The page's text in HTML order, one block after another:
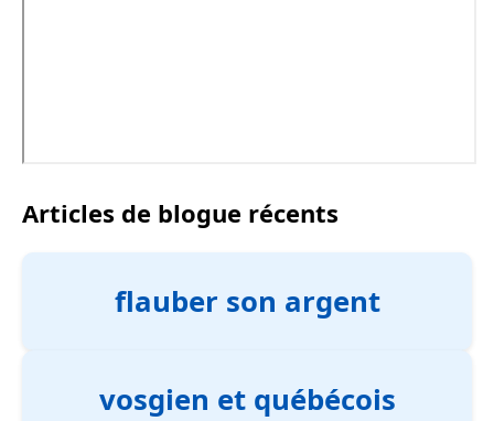
Articles de blogue récents
flauber son argent
vosgien et québécois